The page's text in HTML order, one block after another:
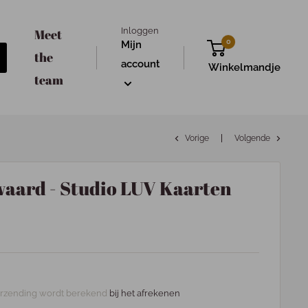
Meet
the
team
Inloggen
Mijn
account
0
Winkelmandje
Vorige Volgende
- Studio LUV Kaarten
wordt berekend bij het afrekenen